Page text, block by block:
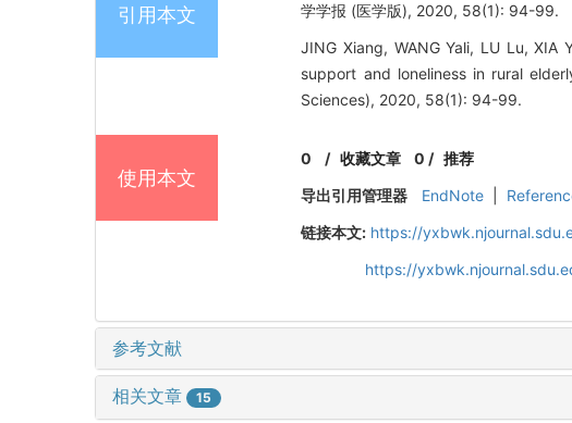
引用本文
学学报 (医学版), 2020, 58(1): 94-99.
JING Xiang, WANG Yali, LU Lu,
support and loneliness in rural
Sciences), 2020, 58(1): 94-99.
使用本文
0 /收藏文章 0 / 推荐
导出引用管理器
EndNote
链接本文: https://
https://
参考文献
相关文章 15